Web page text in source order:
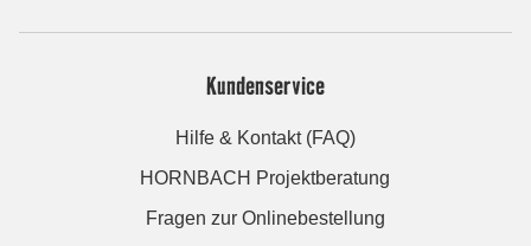
Kundenservice
Hilfe & Kontakt (FAQ)
HORNBACH Projektberatung
Fragen zur Onlinebestellung